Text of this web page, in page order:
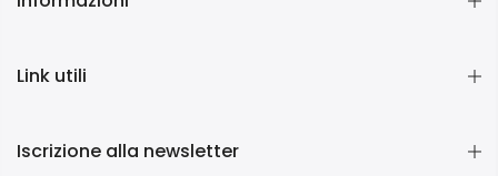
Link utili
Iscrizione alla newsletter